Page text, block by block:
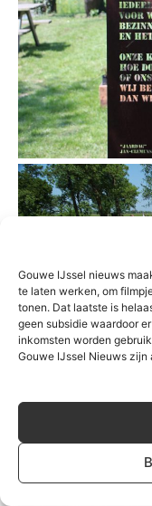
Gouwe IJssel nieuws
te laten werken, om
tonen. Dat laatste is
geen subsidie waardoor
inkomsten worden
Gouwe IJssel Nieuws